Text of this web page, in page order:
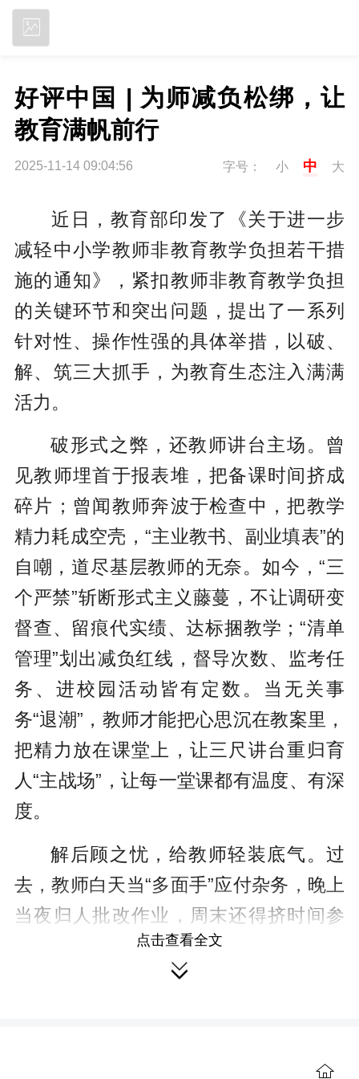
好评中国 | 为师减负松绑，让
教育满帆前行
2025-11-14 09:04:56 字号： 小 中 大
近日，教育部印发了《关于进一步
减轻中小学教师非教育教学负担若干措
施的通知》，紧扣教师非教育教学负担
的关键环节和突出问题，提出了一系列
针对性、操作性强的具体举措，以破、
解、筑三大抓手，为教育生态注入满满
活力。
破形式之弊，还教师讲台主场。曾
见教师埋首于报表堆，把备课时间挤成
碎片；曾闻教师奔波于检查中，把教学
精力耗成空壳，“主业教书、副业填表”的
自嘲，道尽基层教师的无奈。如今，“三
个严禁”斩断形式主义藤蔓，不让调研变
督查、留痕代实绩、达标捆教学；“清单
管理”划出减负红线，督导次数、监考任
务、进校园活动皆有定数。当无关事
务“退潮”，教师才能把心思沉在教案里，
把精力放在课堂上，让三尺讲台重归育
人“主战场”，让每一堂课都有温度、有深
度。
解后顾之忧，给教师轻装底气。过
去，教师白天当“多面手”应付杂务，晚上
当夜归人批改作业，周末还得挤时间参
与非教学活动，身心俱疲成了常态。此
次政策直击痛点，“三个保障”织密安心防
让借调乱象不复存。更明确法定节假日
点击查看全文
